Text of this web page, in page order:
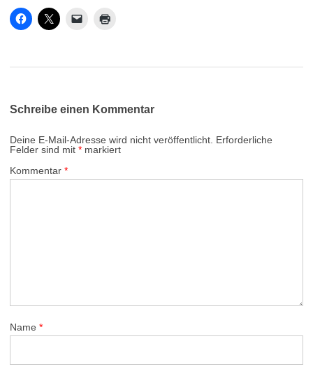
Schreibe einen Kommentar
Deine E-Mail-Adresse wird nicht veröffentlicht. Erforderliche
Felder sind mit * markiert
Kommentar *
Name *